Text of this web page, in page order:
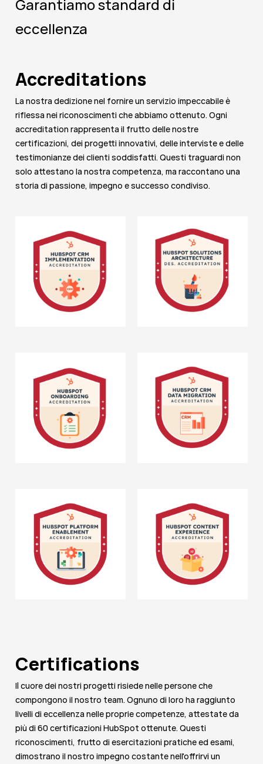
Garantiamo standard di
eccellenza
Accreditations
La nostra dedizione nel fornire un servizio impeccabile è
riflessa nei riconoscimenti che abbiamo ottenuto. Ogni
accreditation rappresenta il frutto delle nostre
certificazioni, dei progetti innovativi, delle interviste e delle
testimonianze dei clienti soddisfatti. Questi traguardi non
solo attestano la nostra competenza, ma raccontano una
storia di passione, impegno e successo condiviso.
Certifications
Il cuore dei nostri progetti risiede nelle persone che
compongono il nostro team. Ognuno di loro ha raggiunto
livelli di eccellenza nelle proprie competenze, attestate da
più di 60 certificazioni HubSpot ottenute. Questi
riconoscimenti, frutto di esercitazioni pratiche ed esami,
dimostrano il nostro impegno costante nell'offrirvi un